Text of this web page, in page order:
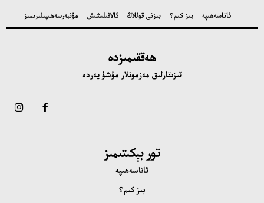
ئاناسەھىپە بىز كىم؟ بىزنى قوللاڭ ئالاقىلىشىش مۇنبەرسەھىپىلىرىمىز
ھەققىمىزدە
قىزىقارلىق مەزمونلار مۇشۇ يەردە
تور بېكىتىمىز
ئاناسەھىپە
بىز كىم؟